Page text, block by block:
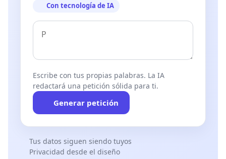
Con tecnología de IA
Escribe con tus propias palabras. La IA
redactará una petición sólida para ti.
Generar petición
Tus datos siguen siendo tuyos
Privacidad desde el diseño